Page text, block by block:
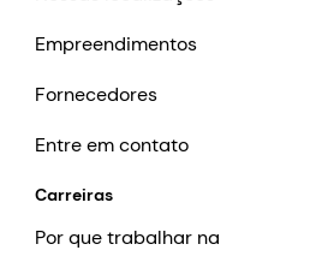
Empreendimentos
Fornecedores
Entre em contato
Carreiras
Por que trabalhar na